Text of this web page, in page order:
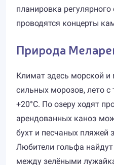
планировка регулярного
проводятся концерты
Природа
Климат здесь морской
сильных морозов, лето с
+20°C. По озеру ходят
арендованных каноэ
бухт и песчаных пляжей
Любители гольфа
между зелёными